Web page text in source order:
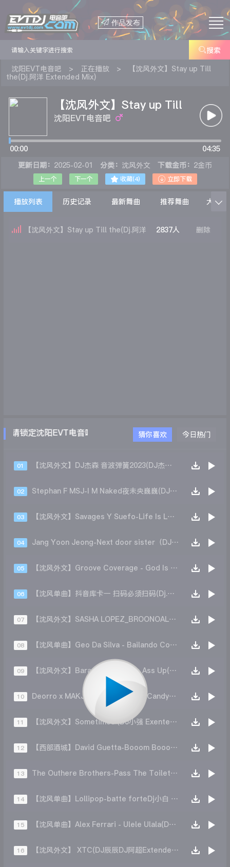
 作品发布
搜索
沈阳EVT电音吧 > 正在播放 >
【沈风外文】Stay up Till
the(Dj.阿洋 Extended Mix)
【沈风外文】Stay up Till
the(Dj.阿洋 Extended
沈阳EVT电音吧
00:00
04:35
更新日期： 2025-02-01 分类： 沈风外文 下载金币： 2金币
上一个 下一个  收藏(4)  立即下载
播放列表 历史记录 最新舞曲 推荐舞曲 大家在

【沈风外文】Stay up Till the(Dj.阿洋 2837人 删除
请锁定沈阳EVT电音吧WWW.EVTDJ.COM
猜你喜欢 今日热门
01 【沈风外文】DJ杰森 音波弹簧2023(DJ杰森 Mix)
02 Stephan F MSJ-I M Naked夜未央巍巍(DJEivin一文 Mix)
03 【沈风外文】Savages Y Suefo-Life Is Love(DJ小驴儿 Mix)
04 Jang Yoon Jeong-Next door sister（DJ伯格Extended Mix）
05 【沈风外文】Groove Coverage - God Is A Girl DJ.Locke
06 【沈风单曲】抖音库卡一 扫码必须扫码(Dj.阿洋 Extended Mix)
07 【沈风外文】SASHA LOPEZ_BROONOALE BLAKE - WEEKEND2(DJnaruto 鸣人mix)
08 【沈风单曲】Geo Da Silva - Bailando Conga (K.L Studio DJ凯利 Original Mix)
09 【沈风外文】Baracuda Age Pee Ass Up(DJ杰森 Mix)
10 Deorro x MAKJ - Ante Up x Mike Candys - Pump It Up (DJ FLAKO Edit)
11 【沈风外文】Sometimes (DJ小强 Exented Mix)
12 【西部酒城】David Guetta-Booom Booom(DjKing Mix)
13 The Outhere Brothers-Pass The Toilet 小白盖 （DJ吗啡 Mix）
14 【沈风单曲】Lollipop-batte forteDj小白 吗啡Mix)
15 【沈风单曲】Alex Ferrari - Ulele Ulala(DJ.阿洋Extended Mix )
16 【沈风外文】 XTC(DJ辰辰DJ阿超Extended Mix)